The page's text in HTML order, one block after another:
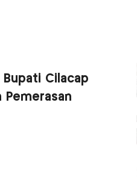
Bupati Cilacap
Pemerasan